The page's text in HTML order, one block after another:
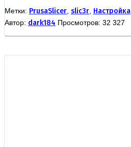
Метки: PrusaSlicer slic3r Настройка
Автор: dark184 Просмотров: 32 327